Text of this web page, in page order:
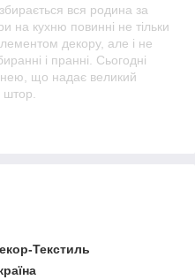
вся родина за
на кухню повинні не тільки
декору, але і не
і пранні. Сьогодні
що надає великий
штор.
Текстиль